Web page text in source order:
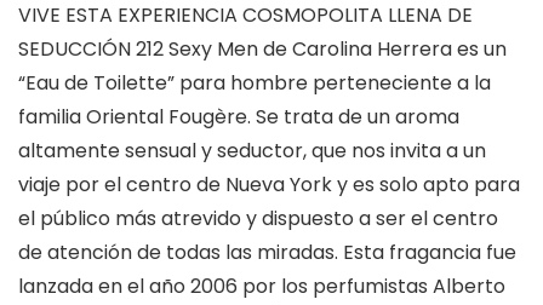
VIVE ESTA EXPERIENCIA COSMOPOLITA LLENA DE
SEDUCCIÓN 212 Sexy Men de Carolina Herrera es un
“Eau de Toilette” para hombre perteneciente a la
familia Oriental Fougère. Se trata de un aroma
altamente sensual y seductor, que nos invita a un
viaje por el centro de Nueva York y es solo apto para
el público más atrevido y dispuesto a ser el centro
de atención de todas las miradas. Esta fragancia fue
lanzada en el año 2006 por los perfumistas Alberto